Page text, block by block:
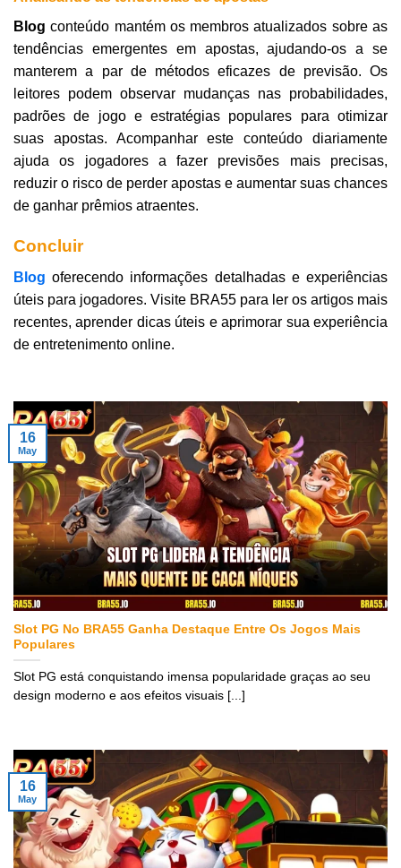
Blogconteúdo mantém os membros atualizados sobre as
tendências emergentes em apostas, ajudando-os a se
manterem a par de métodos eficazes de previsão. Os
leitores podem observar mudanças nas probabilidades,
padrões de jogo e estratégias populares para otimizar
suas apostas. Acompanhar este conteúdo diariamente
ajuda os jogadores a fazer previsões mais precisas,
reduzir o risco de perder apostas e aumentar suas chances
de ganhar prêmios atraentes.
Concluir
Blog oferecendo informações detalhadas e experiências
úteis para jogadores. Visite BRA55 para ler os artigos mais
recentes, aprender dicas úteis e aprimorar sua experiência
de entretenimento online.
Slot PG No BRA55 Ganha Destaque Entre Os Jogos Mais
Populares
Slot PG está conquistando imensa popularidade graças ao seu
design moderno e aos efeitos visuais [...]
16
May
16
May